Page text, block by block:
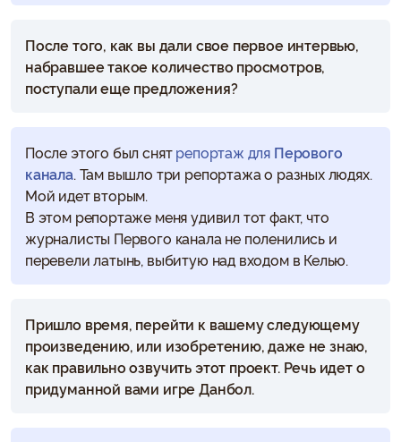
После того, как вы дали свое первое интервью,
набравшее такое количество просмотров,
поступали еще предложения?
После этого был снятрепортаж для Перового
канала. Там вышло три репортажа о разных людях.
Мой идет вторым.
В этом репортаже меня удивил тот факт, что
журналисты Первого канала не поленились и
перевели латынь, выбитую над входом в Келью.
Пришло время, перейти к вашему следующему
произведению, или изобретению, даже не знаю,
как правильно озвучить этот проект. Речь идет о
придуманной вами игре Данбол.